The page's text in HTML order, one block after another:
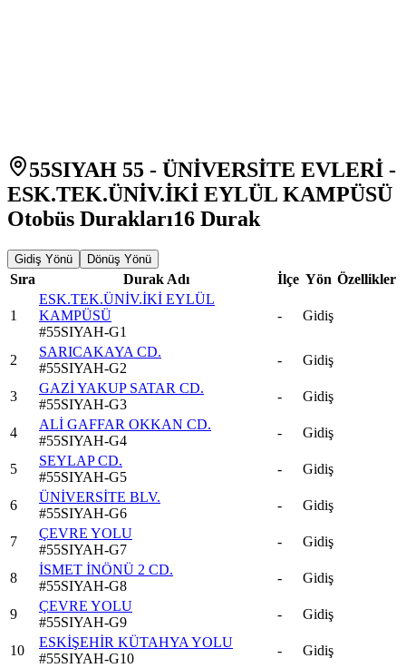
55SIYAH 55 - ÜNİVERSİTE EVLERİ -
ESK.TEK.ÜNİV.İKİ EYLÜL KAMPÜSÜ
Otobüs Durakları16 Durak
Gidiş Yönü Dönüş Yönü
Sıra Durak Adı İlçe Yön Özellikler
1
ESK.TEK.ÜNİV.İKİ EYLÜL
KAMPÜSÜ
#55SIYAH-G1
- Gidiş
2
SARICAKAYA CD.
#55SIYAH-G2
- Gidiş
3
GAZİ YAKUP SATAR CD.
#55SIYAH-G3
- Gidiş
4
ALİ GAFFAR OKKAN CD.
#55SIYAH-G4
- Gidiş
5
SEYLAP CD.
#55SIYAH-G5
- Gidiş
6
ÜNİVERSİTE BLV.
#55SIYAH-G6
- Gidiş
7
ÇEVRE YOLU
#55SIYAH-G7
- Gidiş
8
İSMET İNÖNÜ 2 CD.
#55SIYAH-G8
- Gidiş
9
ÇEVRE YOLU
#55SIYAH-G9
- Gidiş
10
ESKİŞEHİR KÜTAHYA YOLU
#55SIYAH-G10
-
Gidiş